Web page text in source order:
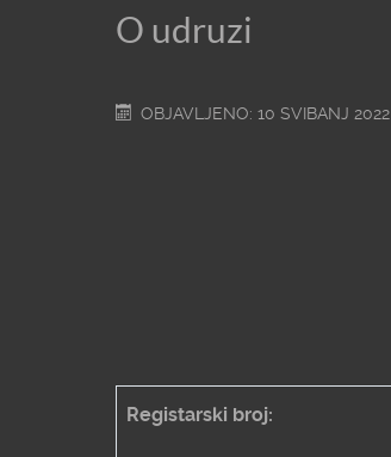
O udruzi
OBJAVLJENO: 10 SVIBANJ 2022
Registarski broj: